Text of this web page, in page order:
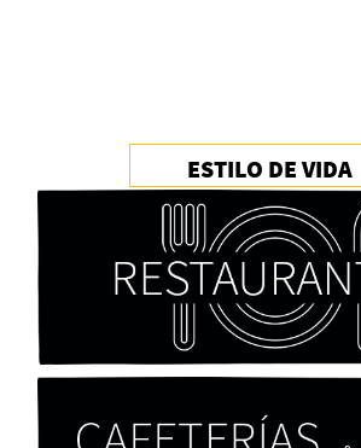
Cocaína Negra de Cristóbal
Paloma Pulisci
ESTILO DE VIDA